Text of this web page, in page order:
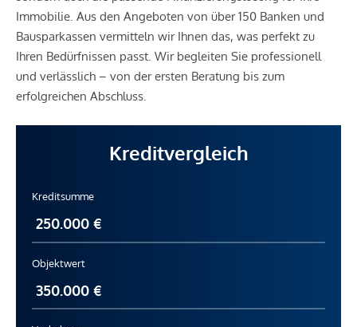
Immobilie. Aus den Angeboten von über 150 Banken und
Bausparkassen vermitteln wir Ihnen das, was perfekt zu
Ihren Bedürfnissen passt. Wir begleiten Sie professionell
und verlässlich – von der ersten Beratung bis zum
erfolgreichen Abschluss.
Kreditvergleich
Kreditsumme
Objektwert